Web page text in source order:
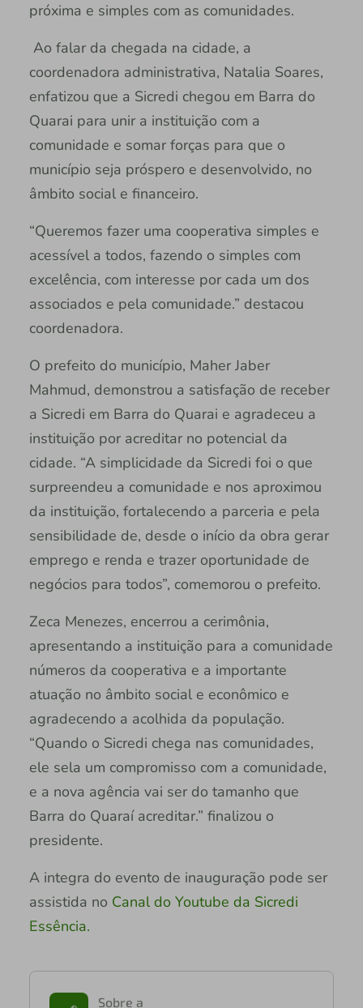
próxima e simples com as comunidades.
Ao falar da chegada na cidade, a
coordenadora administrativa, Natalia Soares,
enfatizou que a Sicredi chegou em Barra do
Quarai para unir a instituição com a
comunidade e somar forças para que o
município seja próspero e desenvolvido, no
âmbito social e financeiro.
“Queremos fazer uma cooperativa simples e
acessível a todos, fazendo o simples com
excelência, com interesse por cada um dos
associados e pela comunidade.” destacou
coordenadora.
O prefeito do município, Maher Jaber
Mahmud, demonstrou a satisfação de receber
a Sicredi em Barra do Quarai e agradeceu a
instituição por acreditar no potencial da
cidade. “A simplicidade da Sicredi foi o que
surpreendeu a comunidade e nos aproximou
da instituição, fortalecendo a parceria e pela
sensibilidade de, desde o início da obra gerar
emprego e renda e trazer oportunidade de
negócios para todos”, comemorou o prefeito.
Zeca Menezes, encerrou a cerimônia,
apresentando a instituição para a comunidade
números da cooperativa e a importante
atuação no âmbito social e econômico e
agradecendo a acolhida da população.
“Quando o Sicredi chega nas comunidades,
ele sela um compromisso com a comunidade,
e a nova agência vai ser do tamanho que
Barra do Quaraí acreditar.” finalizou o
presidente.
A integra do evento de inauguração pode ser
assistida no Canal do Youtube da Sicredi
Essência.
Sobre a